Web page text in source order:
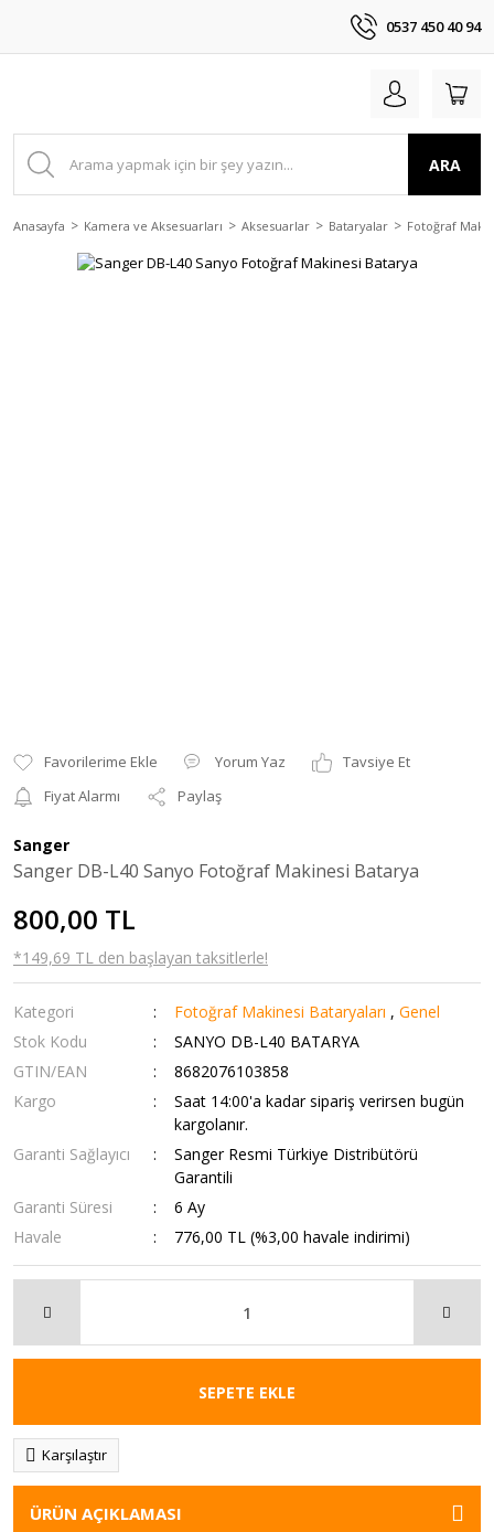
0537 450 40 94
ARA
Anasayfa Kamera ve Aksesuarları Aksesuarlar Bataryalar Fotoğraf
Yorum Yaz
Tavsiye Et
Fiyat Alarmı
Paylaş
Sanger
Sanger DB-L40 Sanyo Fotoğraf Makinesi Batarya
800,00 TL
*149,69 TL den başlayan taksitlerle!
Kategori Fotoğraf Makinesi Bataryaları ,Genel
Stok Kodu
SANYO DB-L40 BATARYA
GTIN/EAN
8682076103858
Kargo
Saat 14:00'a kadar sipariş verirsen bugün
kargolanır.
Garanti Sağlayıcı
Sanger Resmi Türkiye Distribütörü
Garantili
Garanti Süresi
6 Ay
Havale
776,00 TL (%3,00 havale indirimi)
SEPETE EKLE
Karşılaştır
ÜRÜN AÇIKLAMASI